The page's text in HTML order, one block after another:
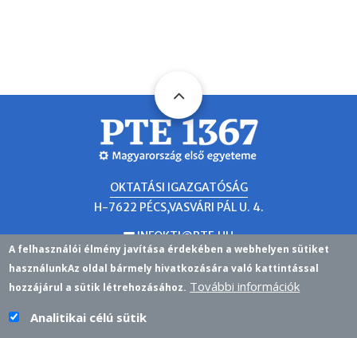
OKTATÁSI IGAZGATÓSÁG
H-7622 PÉCS,VASVÁRI PÁL U. 4.
EMAIL
INFOKTI@PTE.HU
IDŐPONTFOGLALÁS
KÖZPONTI TANULMÁNYI IRODA
A felhasználói élmény javítása érdekében a webhelyen sütiket
használunkAz oldal bármely hivatkozására való kattintással
hozzájárul a sütik létrehozásához. További információk
Analitikai célú sütik